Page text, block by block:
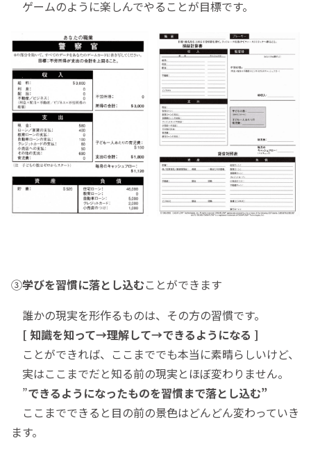
ゲームのように楽しんでやることが目標です。
③学びを習慣に落とし込むことができます
誰かの現実を形作るものは、その方の習慣です。
[ 知識を知って→理解して→できるようになる ]
ことができれば、ここまででも本当に素晴らしいけど、
実はここまでだと知る前の現実とほぼ変わりません。
”できるようになったものを習慣まで落とし込む”
ここまでできると目の前の景色はどんどん変わっていき
ます。